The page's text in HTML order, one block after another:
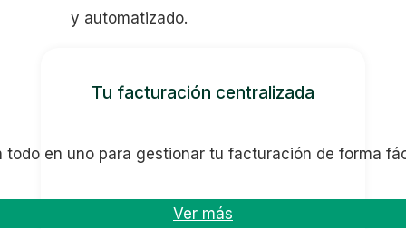
y automatizado.
Tu facturación centralizada
todo en uno para gestionar tu facturación de forma
Ver más